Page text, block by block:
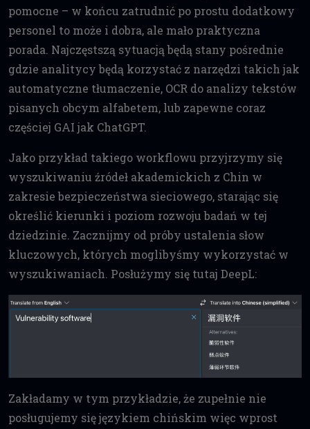
pomocne – w końcu zatrudnić po prostu dodatkowy
personel to może i dobra, ale mało praktyczna
porada. Najczęstszą sytuacją będą stany pośrednie
gdzie analitycy będą korzystać z narzędzi takich jak
automatyczne tłumaczenie, OCR do analizy tekstów
pisanych obcym alfabetem, lub zapewne coraz
częściej GAI jak ChatGPT.
Jako przykład takiego workflowu przyjrzymy się
wyszukiwaniu źródeł akademickich z Chin w
zakresie bezpieczeństwa sieciowego, starając się
określić kierunki i poziom rozwoju badań w tej
dziedzinie. Zacznijmy od próby ustalenia słow
kluczowych, których moglibyśmy wykorzystać w
wyszukiwaniach. Posłużymy się tutaj DeepL:
Zakładamy w tym przykładzie, że zupełnie nie
posługujemy się językiem chińskim więc wprost